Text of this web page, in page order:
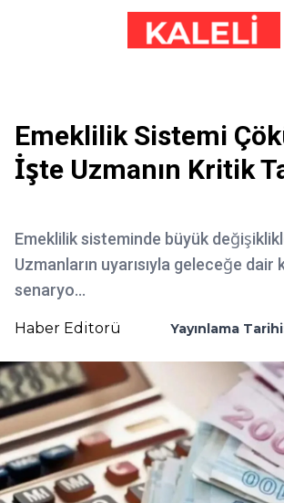
Emeklilik Sistemi
İşte Uzmanın Kritik
Emeklilik sisteminde büyük
Uzmanların uyarısıyla geleceğe dair
senaryo...
Haber Editorü Yayınlama